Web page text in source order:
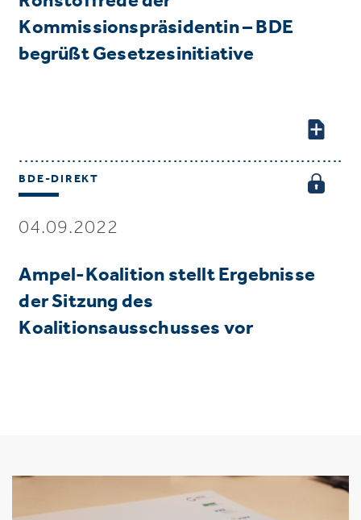
Kommissionspräsidentin – BDE
begrüßt Gesetzesinitiative
BDE-DIREKT
04.09.2022
Ampel-Koalition stellt Ergebnisse
der Sitzung des
Koalitionsausschusses vor